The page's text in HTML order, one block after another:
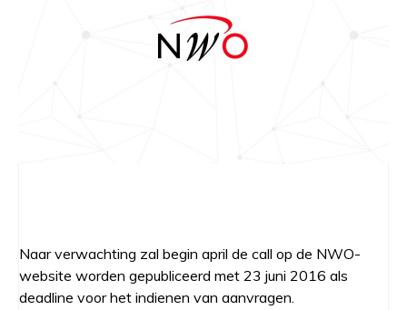
Naar verwachting zal begin april de call op de NWO-
website worden gepubliceerd met 23 juni 2016 als
deadline voor het indienen van aanvragen.